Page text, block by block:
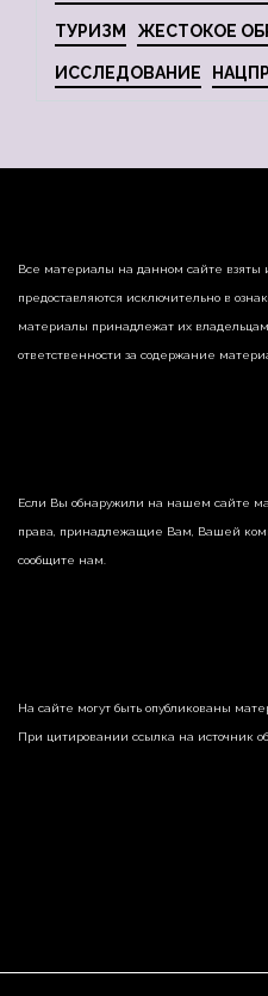
ТУРИЗМ ЖЕСТОКОЕ
ИССЛЕДОВАНИЕ
Все материалы на данном сайте взяты
предоставляются исключительно в
материалы принадлежат их
ответственности за содержание
Если Вы обнаружили на нашем сайте
права, принадлежащие Вам, Вашей
сообщите нам.
На сайте могут быть опубликованы
При цитировании ссылка на источник